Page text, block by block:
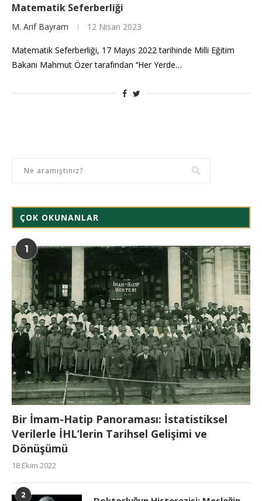
Matematik Seferberliği
M. Arif Bayram 12 Nisan 2023
Matematik Seferberliği, 17 Mayıs 2022 tarihinde Milli Eğitim
Bakanı Mahmut Özer tarafından ‘‘Her Yerde…
ÇOK OKUNANLAR
1
Bir İmam-Hatip Panoraması: İstatistiksel
Verilerle İHL’lerin Tarihsel Gelişimi ve
Dönüşümü
18 Ekim 2022
2